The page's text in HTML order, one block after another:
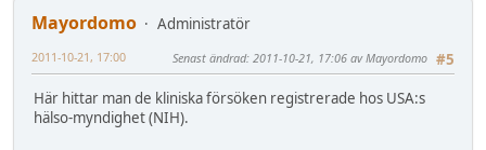
Mayordomo
Administratör
#5
2011-10-21, 17:00 Senast ändrad: 2011-10-21, 17:06 av Mayordomo
Här hittar man de kliniska försöken registrerade hos USA:s
hälso-myndighet (NIH).